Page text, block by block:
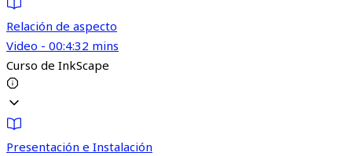
Relación de aspecto
Video - 00:4:32 mins
Curso de InkScape
Presentación e Instalación